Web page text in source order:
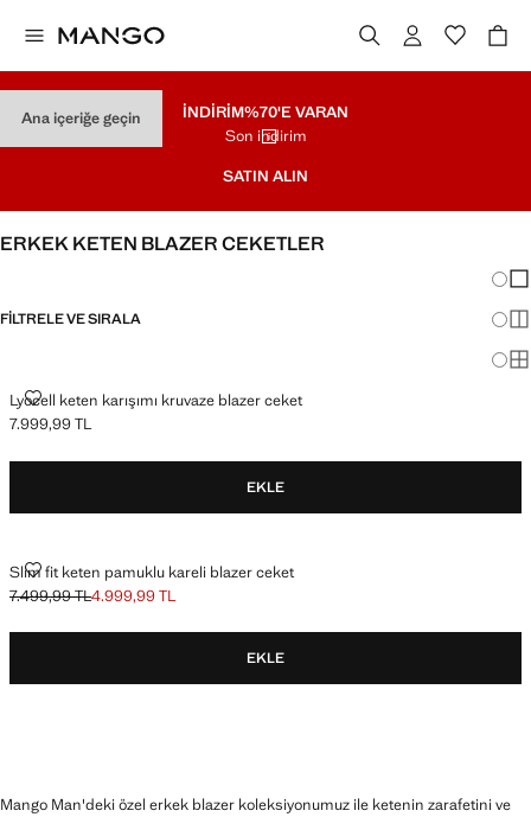
Ana içeriğe geçin İNDİRİM%70'E VARAN
Son indirim
SATIN ALIN
ERKEK KETEN BLAZER CEKETLER
FILTRELE VE SIRALA
Az
Lyocell keten karışımı kruvaze blazer ceket
LYOCELL KETEN KARIŞIMI KRUVAZE BLAZER CEKET
Güncel fiyat [7.999,99 TL ]
7.999,99 TL
EKLE
Slim fit keten pamuklu kareli blazer ceket
SLIM FIT KETEN PAMUKLU KARELI BLAZER CEKET
Üstü çizili ilk fiyat [7.499,99 TL ]
7.499,99 TL
Güncel fiyat [4.999,99 TL ]
4.999,99 TL
EKLE
Mango Man'deki özel erkek blazer koleksiyonumuz ile ketenin zarafetini ve